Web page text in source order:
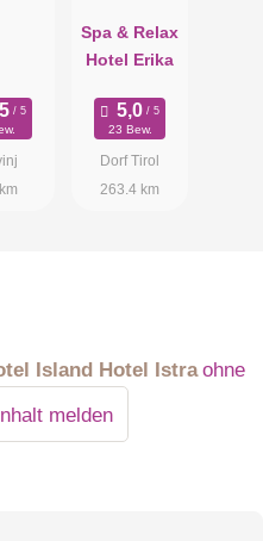
Spa & Relax
Hotel Erika
23 Bew.
Dorf Tirol
263.4 km
Island Hotel Istra ohne
melden